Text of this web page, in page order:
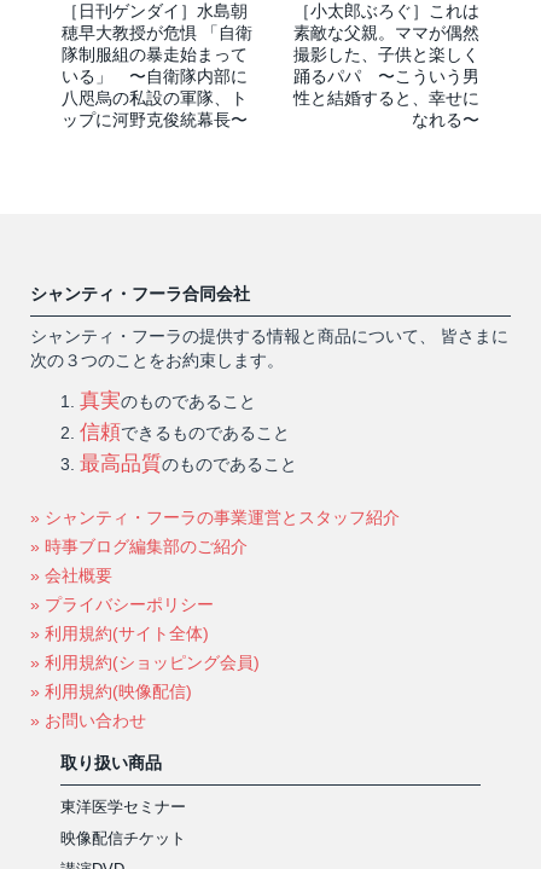
［日刊ゲンダイ］水島朝
穂早大教授が危惧 「自衛
隊制服組の暴走始まって
いる」 〜自衛隊内部に
八咫烏の私設の軍隊、ト
ップに河野克俊統幕長〜
［小太郎ぶろぐ］これは
素敵な父親。ママが偶然
撮影した、子供と楽しく
踊るパパ 〜こういう男
性と結婚すると、幸せに
なれる〜
シャンティ・フーラ合同会社
シャンティ・フーラの提供する情報と商品について、 皆さまに
次の３つのことをお約束します。
真実のものであること
信頼できるものであること
最高品質のものであること
» シャンティ・フーラの事業運営とスタッフ紹介
» 時事ブログ編集部のご紹介
» 会社概要
» プライバシーポリシー
» 利用規約(サイト全体)
» 利用規約(ショッピング会員)
» 利用規約(映像配信)
» お問い合わせ
取り扱い商品
東洋医学セミナー
映像配信チケット